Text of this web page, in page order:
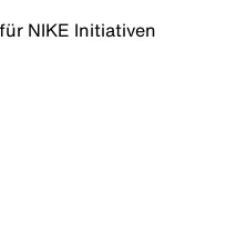
NIKE Initiativen